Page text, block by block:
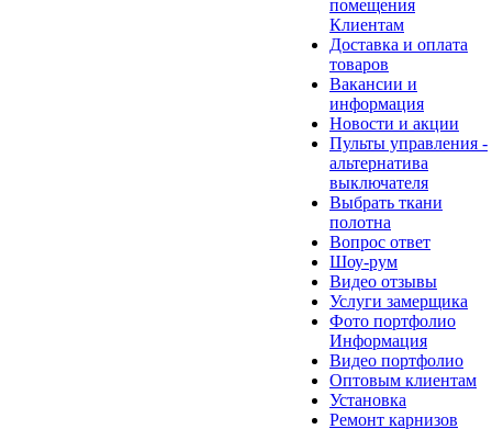
помещения
Клиентам
Доставка и оплата
товаров
Вакансии и
информация
Новости и акции
Пульты управления -
альтернатива
выключателя
Выбрать ткани
полотна
Вопрос ответ
Шоу-рум
Видео отзывы
Услуги замерщика
Фото портфолио
Информация
Видео портфолио
Оптовым клиентам
Установка
Ремонт карнизов